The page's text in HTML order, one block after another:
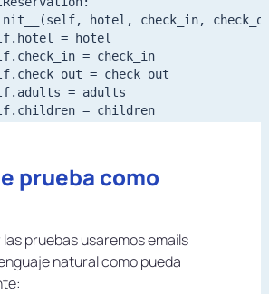
= check_in
        self.children = children
prueba como
pruebas usaremos emails
natural como pueda